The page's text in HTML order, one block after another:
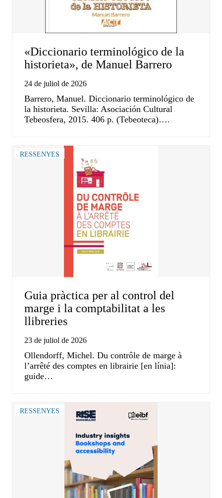
«Diccionario terminológico de la
historieta», de Manuel Barrero
24 de juliol de 2026
Barrero, Manuel. Diccionario terminológico de
la historieta. Sevilla: Asociación Cultural
Tebeosfera, 2015. 406 p. (Tebeoteca)….
RESSENYES
Guia pràctica per al control del
marge i la comptabilitat a les
llibreries
23 de juliol de 2026
Ollendorff, Michel. Du contrôle de marge à
l’arrêté des comptes en librairie [en línia]:
guide…
RESSENYES